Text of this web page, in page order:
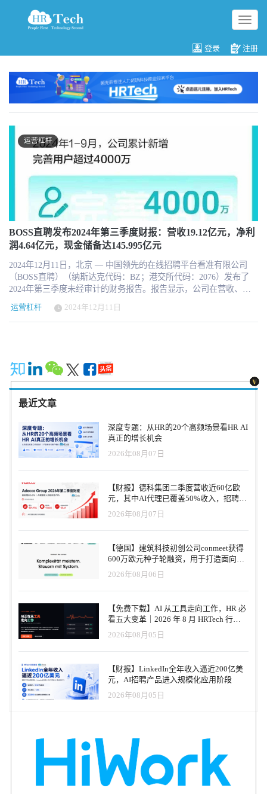
切
换
航
登录 注册
运营杠杆
BOSS直聘发布2024年第三季度财报：营收19.12亿元，净利
润4.64亿元，现金储备达145.995亿元
2024年12月11日，北京 — 中国领先的在线招聘平台看准有限公司
（BOSS直聘）（纳斯达克代码：BZ；港交所代码：2076）发布了
2024年第三季度未经审计的财务报告。报告显示，公司在营收、利
润、用户增长及现金储备方面均保持强劲表现，持续巩固其在全球
招聘市场的领先地位。 财务表现稳健增长 2024年第三季度，公司实
现营收19.12亿元人民币（2.724亿美元），同比增长19%。其中，在
49%。 公司净利润为4.64亿元人民币（6610万美元），同比增长
8.9%。经调整后净利润为7.39亿元人民币（1.053亿美元），同比增
长3.5%。第三季度运营利润为3.3亿元人民币（4710万美元），同比
增长26.5%；经调整后运营利润达6.05亿元人民币（8620万美元），
运营利润率超过30%。 现金流与财务实力展现强劲基础 截至2024年
9月30日，公司持有现金及现金等价物、短期定期存款及短期投资合
计人民币145.995亿元（20.804亿美元），展现出卓越的财务健康
度。这一充足的现金储备为公司持续投资技术研发、市场拓展以及
股票回购提供了有力支撑。 第三季度，公司运营活动产生的现金流
达人民币8.12亿元（1.158亿美元），连续五个季度保持稳定。 用户
与客户增长表现强劲 用户增长是公司业绩增长的核心引擎。2024年
第三季度，平均月活跃用户（MAU）达到5800万，同比增长30%。
截至2024年9月30日止的12个月内，付费企业客户数达600万，同比
增长22.4%。 在用户规模扩大的同时，公司也致力于优化用户体
验，通过AI智能匹配、实时沟通等技术提升招聘效率。此外，公司
报告期内，物流、制造业等蓝领行业需求旺盛，岗位增长表现亮
元人民币（6610万美元），同比增长12%，进一步推动平台技术创
一步下降。本季度营销费用中包括巴黎奥运会和欧洲杯期间的一次
性品牌宣传投入。 持续股票回购，彰显长期信心 2024年，公司在两
项股票回购计划下累计回购股票金额近2.2亿美元，占总股本的
域与下沉市场扩展 下沉市场成为公司业绩增长的新亮点。浙江金华
等物流产业发达城市的岗位需求同比增长三位数，湖北黄石等资源
型城市的岗位增速也表现突出。公司通过深耕下沉市场与完善产品
户’的初心，无论市场环境如何变化，专注于用户需求的满足与创新
驱动增长，这也是我们在招聘行业中长期竞争力的关键。” 通过用户
增长、技术创新及蓝领市场的深度开拓，BOSS直聘正稳步构建其未
来的持续增长动力，为全球招聘市场注入新动能.
运营杠杆 2024年12月11日
最近文章
深度专题：从HR的20个高频场景看HR AI
真正的增长机会
2026年08月07日
【财报】德科集团二季度营收近60亿欧
元，其中AI代理已覆盖50%收入，招聘服
务进入运营重构阶段
2026年08月07日
【德国】建筑科技初创公司conmeet获得
600万欧元种子轮融资，用于打造面向贸
易和建筑行业的AI操作系统
2026年08月06日
【免费下载】AI 从工具走向工作，HR 必
看五大变革｜2026 年 8 月 HRTech 行业
观察报告
2026年08月05日
【财报】LinkedIn全年收入逼近200亿美
元，AI招聘产品进入规模化应用阶段
2026年08月05日